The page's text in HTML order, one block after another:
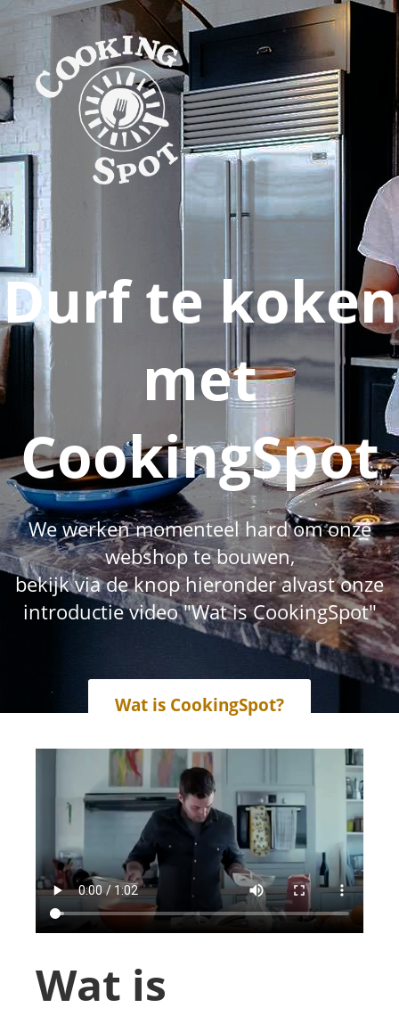
Durf te koken
met
CookingSpot
We werken momenteel hard om onze
webshop te bouwen,
bekijk via de knop hieronder alvast onze
introductie video "Wat is CookingSpot"
Wat is CookingSpot?
Wat is